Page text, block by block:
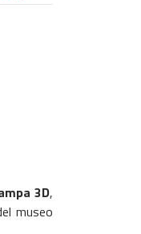
3D,
museo